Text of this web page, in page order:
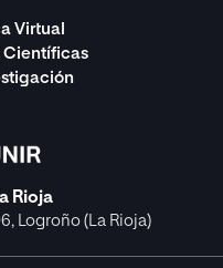
Virtual
Científicas
Rioja
Logroño (La Rioja)